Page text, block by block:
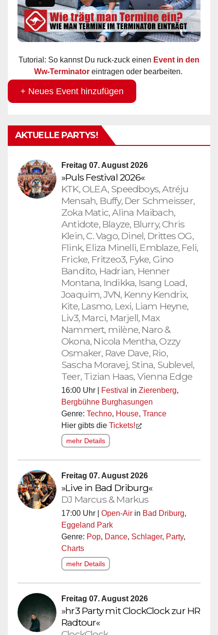
Tutorial: So kannst Du ruck-zuck einen Event in den
Ww-Terminator eintragen oder bearbeiten.
+ Neues Event hinzufügen
AKTUELLE PARTYS!
Freitag 07. August 2026
»Puls Festival 2026«
KTK, OLEA, Speedboys, Atréju
Mensah, Buffy, Der Schmeisser,
Zoka Matic, Alina Maibach,
Antidote, Blayze, Blurry, Chris
Klein, C. Vago, Dinel, Drittes OG,
Flink, Eliza Minelli, Emblaze, Feli,
Fricke, Fritzeo3, Fyke, Gino
Bandito, Hadrian, Henner
Montana, Indikka, Isang Load,
Joaquim, JVN, Kenny Kendrix,
Kite, Lasmo, Lexi, Liam Heyne,
Liv3, Marci, Marjell, Max
Nammert, milène, Naro &
Okona, Nicola Mentha, Ozzy
Osmaker, Rave Dave, Rio,
Sascha Moravej, Stina, Sublevel,
Teer, Tizian Haas, Vienna Edge
16:00 Uhr | Festival in Zierenberg,
Bergbühne Burghasungen
Genre: Techno, House, Trance
Hier gibts die Tickets!
mehr Details
Freitag 07. August 2026
»Live in Bad Driburg«
DJ Marcus & Markus
17:00 Uhr | Open-Air in Bad Driburg,
Eggeland Park
Genre: Pop, Dance, Schlager, Party,
Charts
mehr Details
Freitag 07. August 2026
»hr3 Party mit ClockClock zur HR
Radtour«